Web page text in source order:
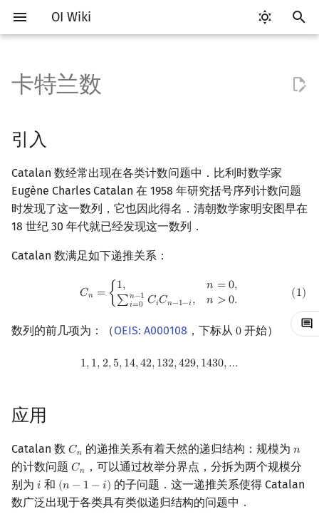
OI Wiki
始
搜
索
Getting Started
关于本项目
如何参与
OI Wiki 不是什么
格式手册
镜像站列表
比赛相关简介
赛事
题型
学习路线
学习资源
常见错误
常见技巧
工具软件简介
代码编辑工具
VS Code
Atom
Eclipse
Kate
Xcode
GUIDE
评测工具 Cena
CCR Plus
Lemon
命令行
命令行编译与调试
Special Judge
Generator
Validator
Interactor
Polygon
OJ 工具
LaTeX 入门
语言基础简介
C++ 基础
变量
运算
流程控制语句
函数
C++ 标准库 STL 算法
bitset
string
C++ 进阶
值类别
重载运算符
引用
新版 C++ 特性
C++ 与其他常用语言的区别
Java 速成
算法基础简介
复杂度
枚举
模拟
递归 & 分治
冒泡排序
插入排序
计数排序
快速排序
希尔排序
锦标赛排序
前缀和 & 差分
倍增
构造
搜索部分简介
DFS（搜索）
BFS（搜索）
双向搜索
启发式搜索
IDA*
Dancing Links
Alpha–Beta 剪枝
优化
动态规划部分简介
动态规划基础
记忆化搜索
背包 DP
区间 DP
状压 DP
插头 DP
计数 DP
动态 DP
斜率优化
四边形不等式优化
Slope Trick 优化
状态设计优化
字符串部分简介
字符串基础
标准库
字符串匹配
字符串哈希
前缀函数与 KMP 算法
Boyer–Moore 算法
AC 自动机
后缀数组 (SA)
后缀自动机 (SAM)
数字系统简介
进位制
平衡三进制
格雷码
数论基础
模算术简介
素数
最大公约数
欧拉函数
裴蜀定理 & 一次不定方程
模逆元
线性同余方程
中国剩余定理
多项式与生成函数简介
代数基本定理
快速傅里叶变换
快速数论变换
快速沃尔什变换
多项式多点求值|快速插值
常系数齐次线性递推
多项式平移|连续点值平移
符号化方法
引入
应用
常见形式
代数推演
组合意义
参考资料与注释
线性代数简介
向量
内积和外积
矩阵
初等变换
线性基
特征多项式
对角化
Jordan标准型
线性规划基础
单纯形法
基本概念
群论
环论
域论
Schreier–Sims 算法
基本概念
条件概率与独立性
随机变量
随机变量的数字特征
概率不等式
博弈论简介
公平组合游戏
零和游戏
非公平组合游戏
插值
数值积分
高斯消元
牛顿迭代法
数据结构部分简介
栈
队列
链表
哈希表
配对堆
左偏树
块状数据结构
块状链表
树分块
Sqrt Tree
单调队列
ST 表
树状数组
李超线段树
猫树
区间最值操作 & 区间历史
Kinetic Tournament Tree
Splay 树
WBLT
替罪羊树
Size Balanced Tree
AA 树
可持久化块状数组
可持久化平衡树
可持久化字典树
线段树套平衡树
树状数组套权值线段树
分块套树状数组
Euler Tour Tree
Top Tree
图论部分简介
图论相关概念
图的存储
DFS（图论）
BFS（图论）
树的中心
树的重心
最近公共祖先
树上启发式合并
AHU 算法
树哈希
拓扑排序
k 短路
同余最短路
生成树问题
最小直径生成树
斯坦纳树
拆点
割点和桥
圆方树
点/边连通度
最小割
费用流
上下界网络流
二分图最大权匹配
一般图最大匹配
一般图最大权匹配
计算几何部分简介
二维计算几何基础
三维计算几何基础
距离
Pick 定理
扫描线
半平面交
平面最近点对
随机增量法
杂项简介
离散化
双指针
离线算法
整体二分
莫队算法
分数规划
爬山算法
模拟退火
有限状态自动机
字节顺序
约瑟夫问题
表达式求值
RMQ
并查集应用
括号序列
线段树与离线询问
卡特兰数
引入
Catalan 数经常出现在各类计数问题中．比利时数学家
Eugène Charles Catalan 在 1958 年研究括号序列计数问题
时发现了这一数列，它也因此得名．清朝数学家明安图早在
18 世纪 30 年代就已经发现这一数列．
Catalan 数满足如下递推关系：
𝐶𝑛 = { 1, 𝑛 = 0,
∑𝑛−1
𝑖=0 𝐶𝑖𝐶𝑛−1−𝑖, 𝑛 > 0. (1)
1)C 1 ,n= 1− i,n >0.
数列的前几项为：（OEIS: A000108 ，下标从 0
0 开始）
1,1,2,5,14,42,132,429,1430,…
1, 2,5 14 42, 132,429,1430,…
应用
Catalan 数 𝐶𝑛
Cn 的递推关系有着天然的递归结构：规模为 𝑛
n
的计数问题 𝐶𝑛
Cn ，可以通过枚举分界点，分拆为两个规模分
别为 𝑖
i 和 (𝑛 − 1 −𝑖)
(n−1− i)
的子问题．这一递推关系使得 Catalan
数广泛出现于各类具有类似递归结构的问题中．